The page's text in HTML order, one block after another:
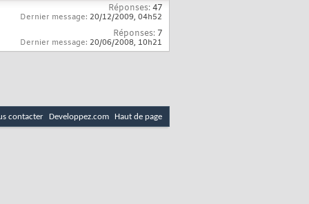
Réponses:47
Dernier message: 20/12/2009, 04h52
Réponses: 7
Dernier message: 20/06/2008, 10h21
contacter Developpez.com Haut de page